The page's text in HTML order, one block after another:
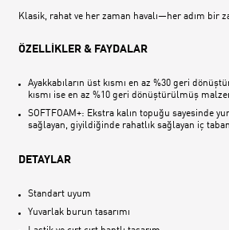
Klasik, rahat ve her zaman havalı—her adım bir
ÖZELLİKLER & FAYDALAR
Ayakkabıların üst kısmı en az %30 geri
kısmı ise en az %10 geri dönüştürülmüş
SOFTFOAM+: Ekstra kalın topuğu sayesinde
sağlayan, giyildiğinde rahatlık sağlayan iç
DETAYLAR
Standart uyum
Yuvarlak burun tasarımı